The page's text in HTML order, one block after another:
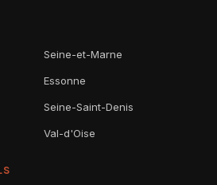
Seine-et-Marne
Essonne
Seine-Saint-Denis
Val-d'Oise